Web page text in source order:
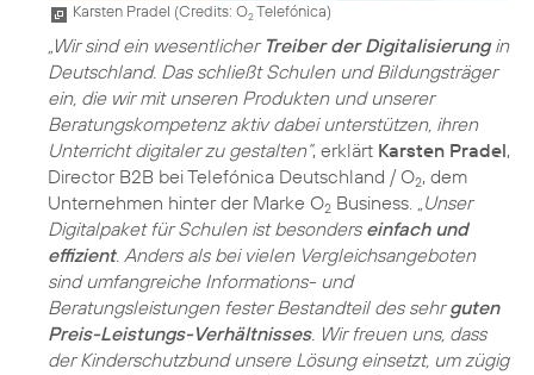
Karsten Pradel (Credits: O2Telefónica)
„Wir sind ein wesentlicher Treiber der Digitalisierungin
Deutschland. Das schließt Schulen und Bildungsträger
ein, die wir mit unseren Produkten und unserer
Beratungskompetenz aktiv dabei unterstützen, ihren
Unterricht digitaler zu gestalten“, erklärt Karsten Pradel,
Director B2B bei Telefónica Deutschland / O2, dem
Unternehmen hinter der Marke O2 Business. „Unser
Digitalpaket für Schulen ist besonders einfach und
effizient. Anders als bei vielen Vergleichsangeboten
sind umfangreiche Informations- und
Beratungsleistungen fester Bestandteil des sehrguten
Preis-Leistungs-Verhältnisses. Wir freuen uns, dass
der Kinderschutzbund unsere Lösung einsetzt, um zügig